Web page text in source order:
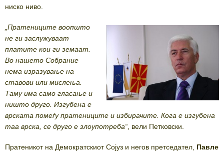
ниско ниво.
„Пратениците воопшто
не ги заслужуваат
платите кои ги земаат.
Во нашето Собрание
нема изразување на
ставови или мислења.
Таму има само гласање и
ништо друго. Изгубена е
врската помеѓу пратениците и избирачите. Кога е изгубена
таа врска, се друго е злоупотреба“ , вели Петковски.
Пратеникот на Демократскиот Сојуз и негов претседател, Павле